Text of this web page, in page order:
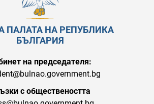
ПАЛАТА НА РЕПУБЛИКА
БЪЛГАРИЯ
на председателя:
с обществеността